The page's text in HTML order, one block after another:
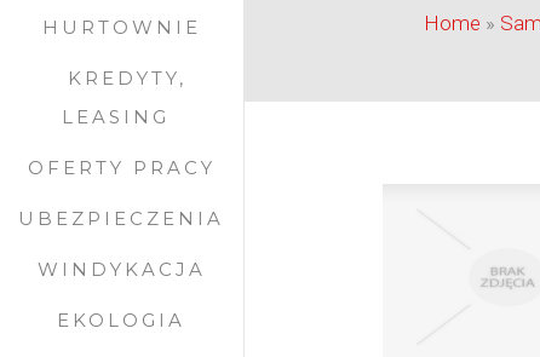
HURTOWNIE
KREDYTY,
LEASING
OFERTY PRACY
UBEZPIECZENIA
WINDYKACJA
EKOLOGIA
Home »